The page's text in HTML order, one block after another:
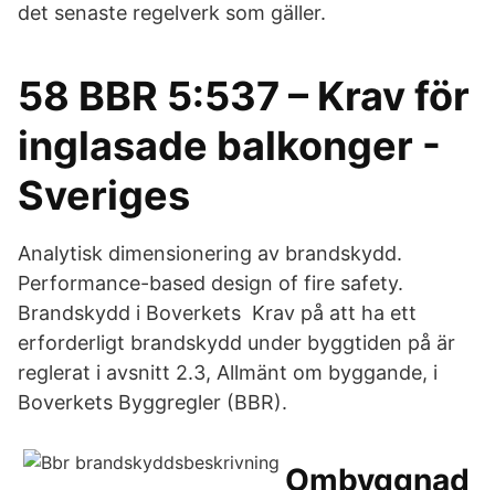
det senaste regelverk som gäller.
58 BBR 5:537 – Krav för
inglasade balkonger -
Sveriges
Analytisk dimensionering av brandskydd.
Performance-based design of fire safety.
Brandskydd i Boverkets Krav på att ha ett
erforderligt brandskydd under byggtiden på är
reglerat i avsnitt 2.3, Allmänt om byggande, i
Boverkets Byggregler (BBR).
Ombyggnad